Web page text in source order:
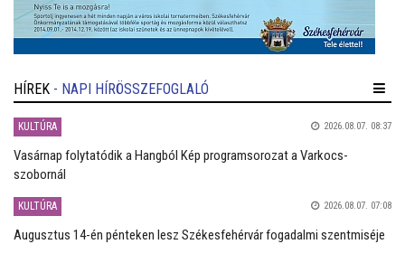
HÍREK - NAPI HÍRÖSSZEFOGLALÓ
KULTÚRA 2026.08.07. 08:37
Vasárnap folytatódik a Hangból Kép programsorozat a Varkocs-
szobornál
KULTÚRA 2026.08.07. 07:08
Augusztus 14-én pénteken lesz Székesfehérvár fogadalmi szentmiséje